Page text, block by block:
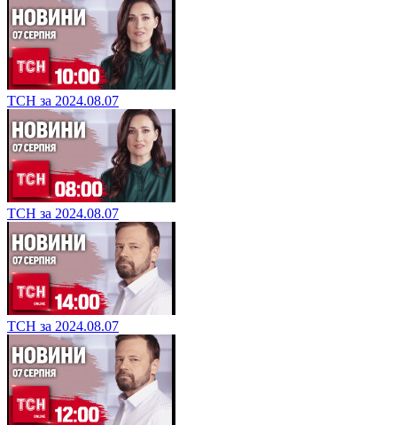
ТСН за 2024.08.07
ТСН за 2024.08.07
ТСН за 2024.08.07